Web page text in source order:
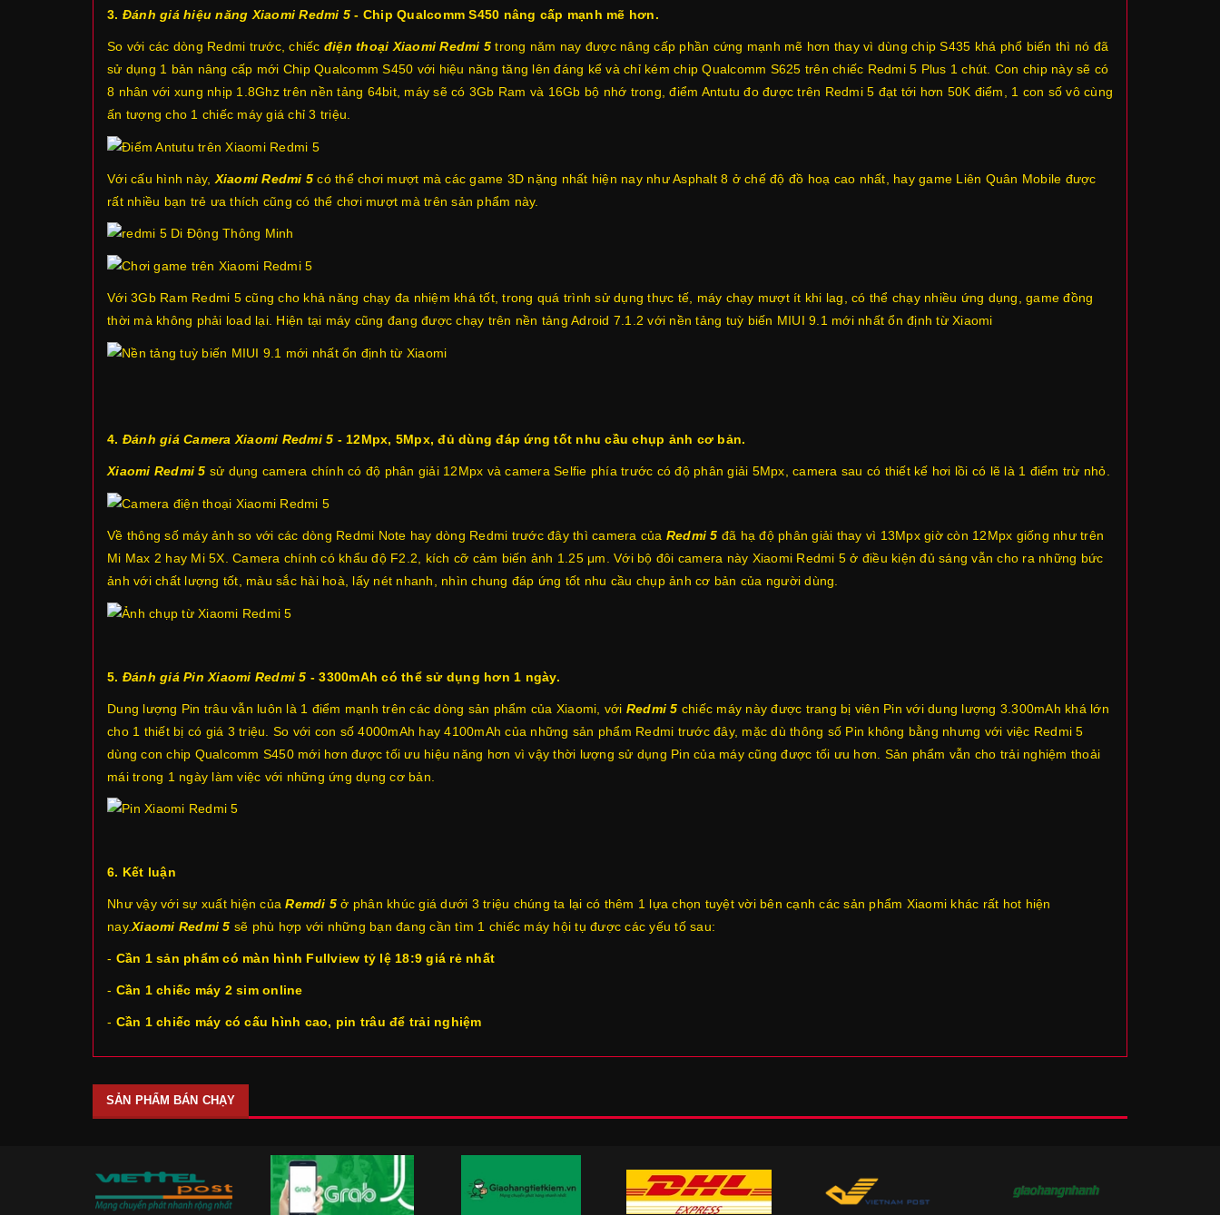
3. Đánh giá hiệu năng Xiaomi Redmi 5 - Chip Qualcomm S450 nâng cấp mạnh mẽ hơn.
So với các dòng Redmi trước, chiếc điện thoại Xiaomi Redmi 5 trong năm nay được nâng cấp phần cứng mạnh mẽ hơn thay vì dùng chip S435 khá phổ biến thì nó đã
sử dụng 1 bản nâng cấp mới Chip Qualcomm S450 với hiệu năng tăng lên đáng kể và chỉ kém chip Qualcomm S625 trên chiếc Redmi 5 Plus 1 chút. Con chip này sẽ có
8 nhân với xung nhịp 1.8Ghz trên nền tảng 64bit, máy sẽ có 3Gb Ram và 16Gb bộ nhớ trong, điểm Antutu đo được trên Redmi 5 đạt tới hơn 50K điểm, 1 con số vô cùng
ấn tượng cho 1 chiếc máy giá chỉ 3 triệu.
Với cấu hình này, Xiaomi Redmi 5 có thể chơi mượt mà các game 3D nặng nhất hiện nay như Asphalt 8 ở chế độ đồ hoạ cao nhất, hay game Liên Quân Mobile được
rất nhiều bạn trẻ ưa thích cũng có thể chơi mượt mà trên sản phẩm này.
Với 3Gb Ram Redmi 5 cũng cho khả năng chạy đa nhiệm khá tốt, trong quá trình sử dụng thực tế, máy chạy mượt ít khi lag, có thể chạy nhiều ứng dụng, game đồng
thời mà không phải load lại. Hiện tại máy cũng đang được chạy trên nền tảng Adroid 7.1.2 với nền tảng tuỳ biến MIUI 9.1 mới nhất ổn định từ Xiaomi
4. Đánh giá Camera Xiaomi Redmi 5 - 12Mpx, 5Mpx, đủ dùng đáp ứng tốt nhu cầu chụp ảnh cơ bản.
Xiaomi Redmi 5 sử dụng camera chính có độ phân giải 12Mpx và camera Selfie phía trước có độ phân giải 5Mpx, camera sau có thiết kế hơi lồi có lẽ là 1 điểm trừ nhỏ.
Về thông số máy ảnh so với các dòng Redmi Note hay dòng Redmi trước đây thì camera của Redmi 5 đã hạ độ phân giải thay vì 13Mpx giờ còn 12Mpx giống như trên
Mi Max 2 hay Mi 5X. Camera chính có khẩu độ F2.2, kích cỡ cảm biến ảnh 1.25 μm. Với bộ đôi camera này Xiaomi Redmi 5 ở điều kiện đủ sáng vẫn cho ra những bức
ảnh với chất lượng tốt, màu sắc hài hoà, lấy nét nhanh, nhìn chung đáp ứng tốt nhu cầu chụp ảnh cơ bản của người dùng.
5. Đánh giá Pin Xiaomi Redmi 5 - 3300mAh có thể sử dụng hơn 1 ngày.
Dung lượng Pin trâu vẫn luôn là 1 điểm mạnh trên các dòng sản phẩm của Xiaomi, với Redmi 5 chiếc máy này được trang bị viên Pin với dung lượng 3.300mAh khá lớn
cho 1 thiết bị có giá 3 triệu. So với con số 4000mAh hay 4100mAh của những sản phẩm Redmi trước đây, mặc dù thông số Pin không bằng nhưng với việc Redmi 5
dùng con chip Qualcomm S450 mới hơn được tối ưu hiệu năng hơn vì vậy thời lượng sử dụng Pin của máy cũng được tối ưu hơn. Sản phẩm vẫn cho trải nghiệm thoải
mái trong 1 ngày làm việc với những ứng dụng cơ bản.
6. Kết luận
Như vậy với sự xuất hiện củaRemdi 5 ở phân khúc giá dưới 3 triệu chúng ta lại có thêm 1 lựa chọn tuyệt vời bên cạnh các sản phẩm Xiaomi khác rất hot hiện
nay.Xiaomi Redmi 5 sẽ phù hợp với những bạn đang cần tìm 1 chiếc máy hội tụ được các yếu tố sau:
- Cần 1 sản phẩm có màn hình Fullview tỷ lệ 18:9 giá rẻ nhất
- Cần 1 chiếc máy 2 sim online
- Cần 1 chiếc máy có cấu hình cao, pin trâu để trải nghiệm
SẢN PHẨM BÁN CHẠY